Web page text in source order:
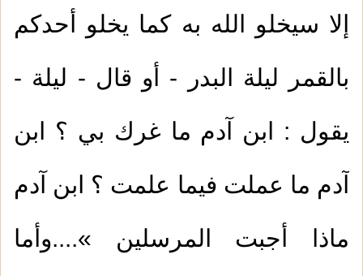
إلا سيخلو الله به كما يخلو أحدكم
بالقمر ليلة البدر - أو قال - ليلة -
يقول : ابن آدم ما غرك بي ؟ ابن
آدم ما عملت فيما علمت ؟ ابن آدم
ماذا أجبت المرسلين »....وأما